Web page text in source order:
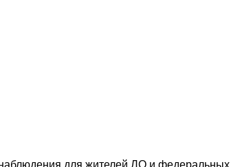
для жителей ЛО и федеральных